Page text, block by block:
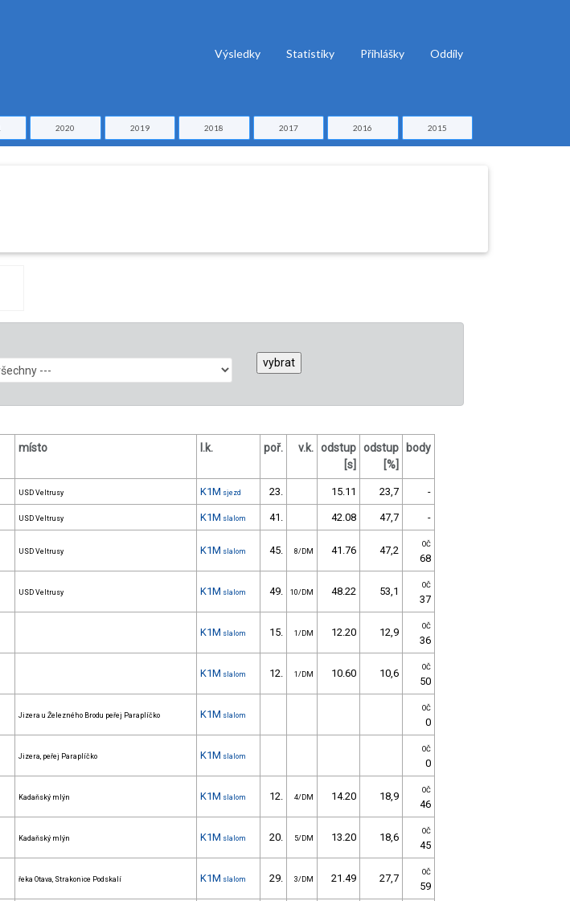
Výsledky Statistiky Přihlášky Oddíly
2020 2019 2018 2017 2016 2015
místo l.k. poř. v.k. odstup
[s]
odstup
[%]
body
USD Veltrusy K1M sjezd 23. 15.11 23,7 -
USD Veltrusy K1M slalom 41. 42.08 47,7 -
USD Veltrusy K1M slalom 45. 8/DM 41.76 47,2 OČ
68
USD Veltrusy K1M slalom 49. 10/DM 48.22 53,1 OČ
37
K1M slalom 15. 1/DM 12.20 12,9 OČ
36
K1M slalom 12. 1/DM 10.60 10,6 OČ
50
Jizera u Železného Brodu peřej Paraplíčko K1M slalom
OČ
0
Jizera, peřej Paraplíčko K1M slalom
OČ
0
Kadaňský mlýn K1M slalom 12. 4/DM 14.20 18,9 OČ
46
Kadaňský mlýn K1M slalom 20. 5/DM 13.20 18,6 OČ
45
řeka Otava, Strakonice Podskalí K1M slalom 29. 3/DM 21.49 27,7 OČ
59